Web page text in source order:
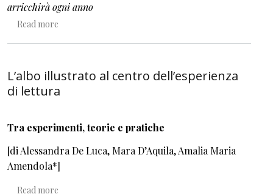
arricchirà ogni anno
Read more
L’albo illustrato al centro dell’esperienza
di lettura
Tra esperimenti, teorie e pratiche
[di Alessandra De Luca, Mara D’Aquila, Amalia Maria
Amendola*]
Read more